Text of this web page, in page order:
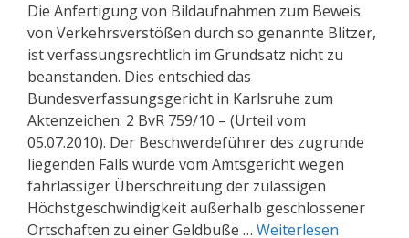
Die Anfertigung von Bildaufnahmen zum Beweis
von Verkehrsverstößen durch so genannte Blitzer,
ist verfassungsrechtlich im Grundsatz nicht zu
beanstanden. Dies entschied das
Bundesverfassungsgericht in Karlsruhe zum
Aktenzeichen: 2 BvR 759/10 – (Urteil vom
05.07.2010). Der Beschwerdeführer des zugrunde
liegenden Falls wurde vom Amtsgericht wegen
fahrlässiger Überschreitung der zulässigen
Höchstgeschwindigkeit außerhalb geschlossener
Ortschaften zu einer Geldbuße … Weiterlesen